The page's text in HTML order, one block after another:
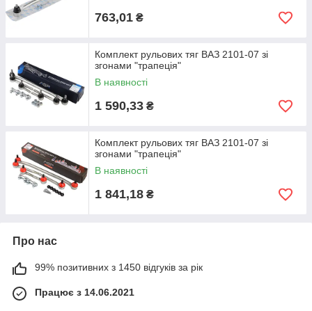
763,01 ₴
Комплект рульових тяг ВАЗ 2101-07 зі
згонами "трапеція"
В наявності
1 590,33 ₴
Комплект рульових тяг ВАЗ 2101-07 зі
згонами "трапеція"
В наявності
1 841,18 ₴
Про нас
99% позитивних з 1450 відгуків за рік
Працює з 14.06.2021